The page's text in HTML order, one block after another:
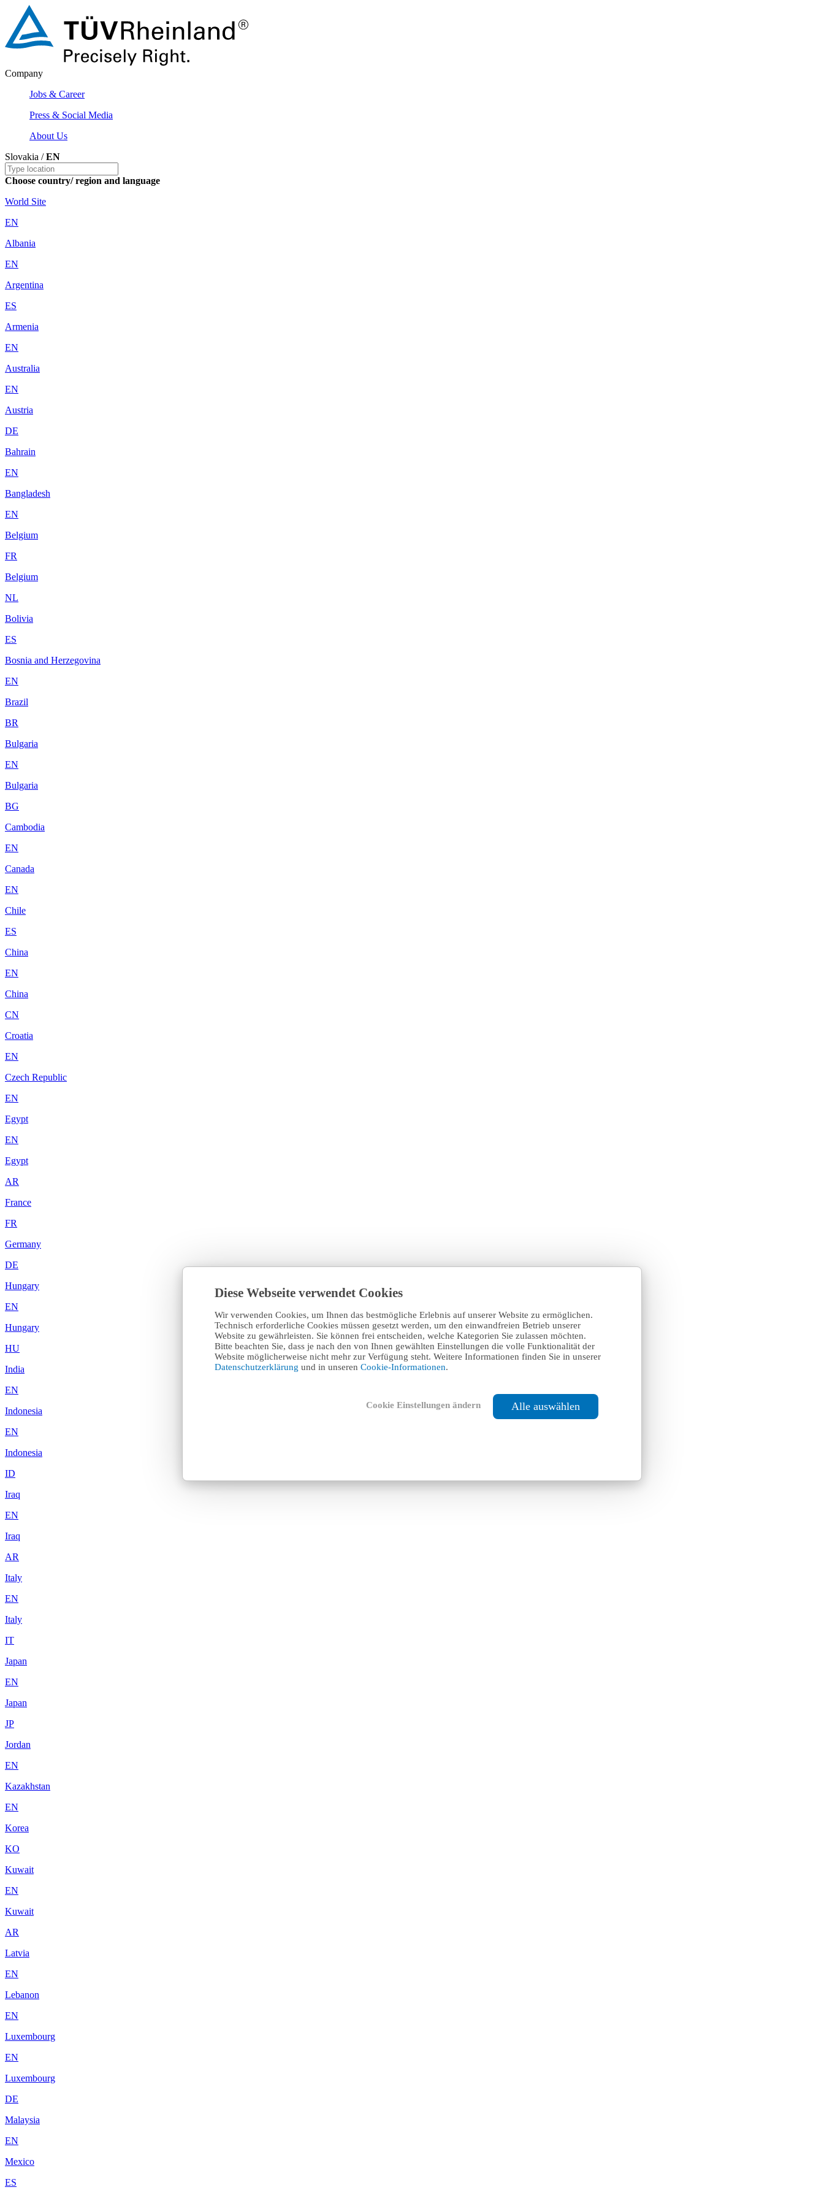
Diese Webseite verwendet Cookies
Wir verwenden Cookies, um Ihnen das bestmögliche Erlebnis auf unserer Website zu ermöglichen.
Technisch erforderliche Cookies müssen gesetzt werden, um den einwandfreien Betrieb unserer
Website zu gewährleisten. Sie können frei entscheiden, welche Kategorien Sie zulassen möchten.
Bitte beachten Sie, dass je nach den von Ihnen gewählten Einstellungen die volle Funktionalität der
Website möglicherweise nicht mehr zur Verfügung steht. Weitere Informationen finden Sie in unserer
Datenschutzerklärung und in unseren Cookie-Informationen.
Cookie Einstellungen ändern Alle auswählen
Company
Jobs & Career
Press & Social Media
About Us
Slovakia /EN
Choose country/ region and language
World Site
EN
Albania
EN
Argentina
ES
Armenia
EN
Australia
EN
Austria
DE
Bahrain
EN
Bangladesh
EN
Belgium
FR
Belgium
NL
Bolivia
ES
Bosnia and Herzegovina
EN
Brazil
BR
Bulgaria
EN
Bulgaria
BG
Cambodia
EN
Canada
EN
Chile
ES
China
EN
China
CN
Croatia
EN
Czech Republic
EN
Egypt
EN
Egypt
AR
France
FR
Germany
DE
Hungary
EN
Hungary
HU
India
EN
Indonesia
EN
Indonesia
ID
Iraq
EN
Iraq
AR
Italy
EN
Italy
IT
Japan
EN
Japan
JP
Jordan
EN
Kazakhstan
EN
Korea
KO
Kuwait
EN
Kuwait
AR
Latvia
EN
Lebanon
EN
Luxembourg
EN
Luxembourg
DE
Malaysia
EN
Mexico
ES